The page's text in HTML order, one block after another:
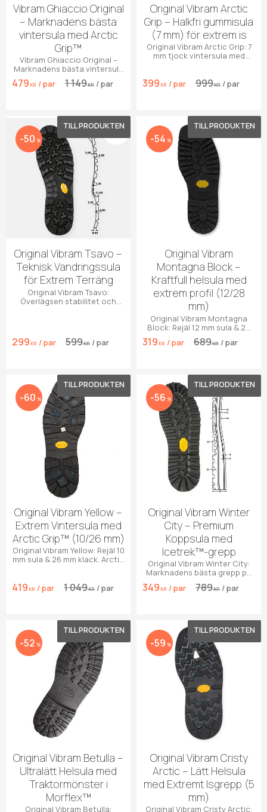
Vibram Ghiaccio Original
– Marknadens bästa
vintersula med Arctic
Grip™
Vibram Ghiaccio Original –
Marknadens bästa vintersula
med Arctic Grip™
479 KR /par 1 149KR /par
Original Vibram Arctic
Grip – Halkfri gummisula
(7 mm) för extrem is
Original Vibram Arctic Grip: 7
mm tjock vintersula med
399 KR /par 999KR /par
Original Vibram Tsavo –
Teknisk Vandringssula
för Extrem Terräng
Original Vibram Tsavo:
Överlägsen stabilitet och
299 KR /par 599KR /par
50 % Lägg till i favoriter
Original Vibram
Montagna Block –
Kraftfull helsula med
extrem profil (12/28
mm)
Original Vibram Montagna
Block: Rejäl 12 mm sula & 28
mm klack. Maximalt grepp för
tunga kängor.
319 KR /par 689KR /par
54 %
Original Vibram Yellow –
Extrem Vintersula med
Arctic Grip™ (10/26 mm)
Original Vibram Yellow: Rejäl 10
mm sula & 26 mm klack. Arctic
419 KR /par 1 049KR /par
60 % Lägg till i favoriter
Original Vibram Winter
City – Premium
Koppsula med
Icetrek™-grepp
Original Vibram Winter City:
Marknadens bästa grepp på
kalla underlag. Koppsula med
Icetrek-gummi.
349 KR /par 789KR /par
56 %
Original Vibram Betulla –
Ultralätt Helsula med
Traktormönster i
Morflex™
Original Vibram Betulla:
52 % Lägg till i favoriter
Original Vibram Cristy
Arctic – Lätt Helsula
med Extremt Isgrepp (5
mm)
Original Vibram Cristy Arctic:
59 %